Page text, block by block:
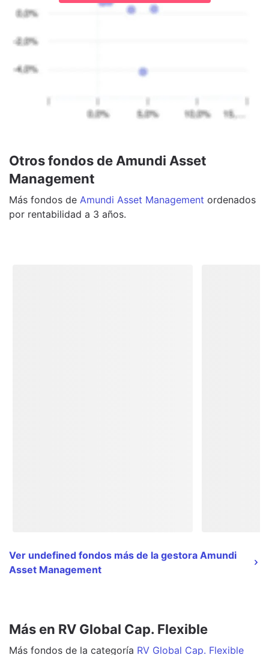
Otros fondos de Amundi Asset
Management
Más fondos de Amundi Asset Management ordenados
por rentabilidad a 3 años.
Ver undefined fondos más de la gestora Amundi
Asset Management
Más en RV Global Cap. Flexible
Más fondos de la categoría RV Global Cap. Flexible